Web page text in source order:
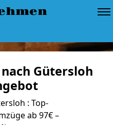
Gütersloh
: Top-
ab 97€ –